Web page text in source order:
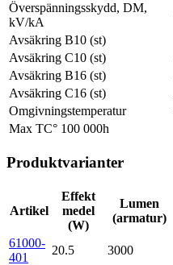
Överspänningsskydd, DM,
kV/kA
Avsäkring B10 (st)
Avsäkring C10 (st)
Avsäkring B16 (st)
Avsäkring C16 (st)
Omgivningstemperatur
Max TC° 100 000h
Produktvarianter
Artikel
Effekt
medel
(W)
Lumen
(armatur)
61000-
401
20.5 3000